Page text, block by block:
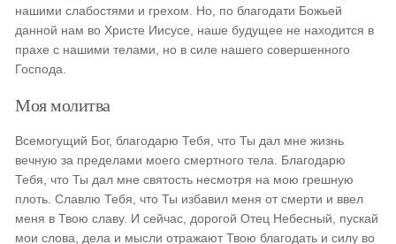
нашими слабостями и грехом. Но, по благодати Божьей
данной нам во Христе Иисусе, наше будущее не находится в
прахе с нашими телами, но в силе нашего совершенного
Господа.
Моя молитва
Всемогущий Бог, благодарю Тебя, что Ты дал мне жизнь
вечную за пределами моего смертного тела. Благодарю
Тебя, что Ты дал мне святость несмотря на мою грешную
плоть. Славлю Тебя, что Ты избавил меня от смерти и ввел
меня в Твою славу. И сейчас, дорогой Отец Небесный, пускай
мои слова, дела и мысли отражают Твою благодать и силу во